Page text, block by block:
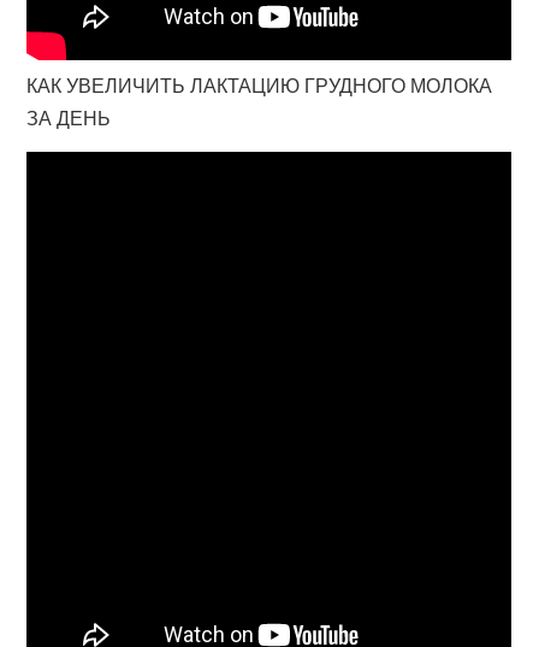
КАК УВЕЛИЧИТЬ ЛАКТАЦИЮ ГРУДНОГО МОЛОКА
ЗА ДЕНЬ